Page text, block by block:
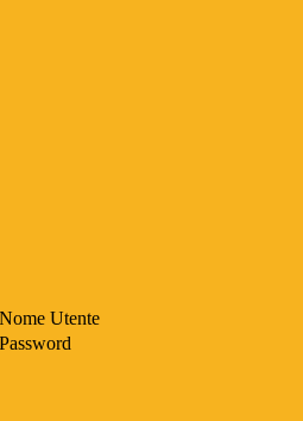
Nome Utente
Password